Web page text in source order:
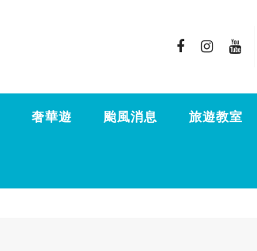
奢華遊 颱風消息 旅遊教室